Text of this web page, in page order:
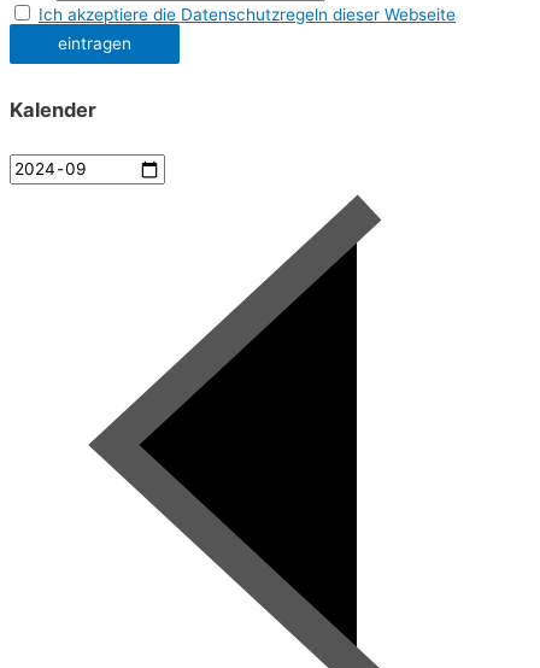
Ich akzeptiere die Datenschutzregeln dieser Webseite
Kalender